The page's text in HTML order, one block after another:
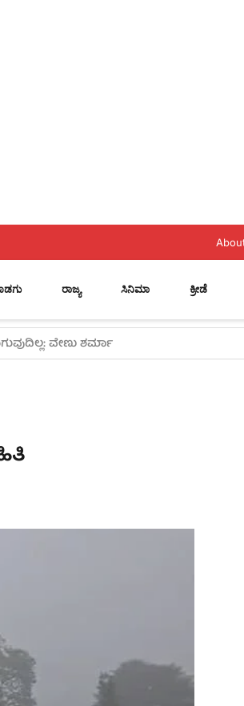
ರಾಜ್ಯ ಸಿನಿಮಾ ಕ್ರೀಡೆ